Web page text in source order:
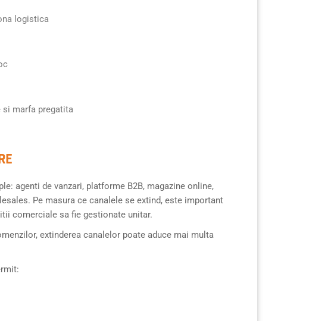
logistica
si marfa pregatita
agenti de vanzari, platforme B2B, magazine online,
Pe masura ce canalele se extind, este important
comerciale sa fie gestionate unitar.
extinderea canalelor poate aduce mai multa